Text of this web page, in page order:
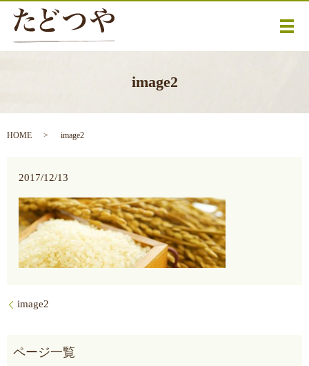
メ
image2
HOME image2
2017/12/13
image2